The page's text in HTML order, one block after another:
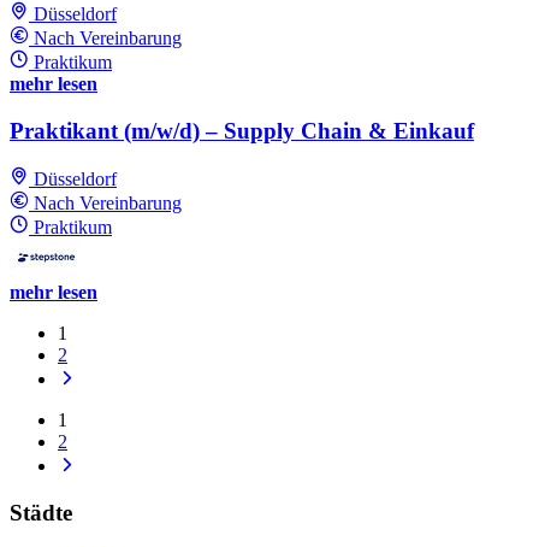
Düsseldorf
Nach Vereinbarung
Praktikum
mehr lesen
Praktikant (m/w/d) – Supply Chain & Einkauf
Düsseldorf
Nach Vereinbarung
Praktikum
mehr lesen
1
2
1
2
Städte